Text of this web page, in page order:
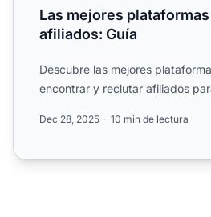
Las mejores
afiliados: Guía
Descubre las mejores
encontrar y reclutar afiliados
Dec 28, 2025 10 min de lectura